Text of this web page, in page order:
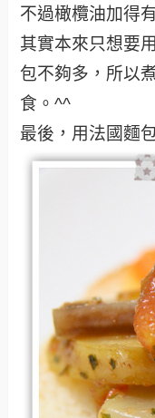
不過橄欖油加得
其實本來只想要
包不夠多，所以
食。^^
最後，用法國麵